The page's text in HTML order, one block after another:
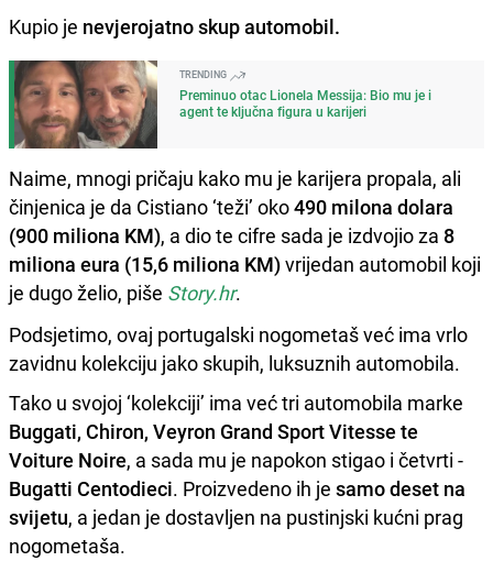
Kupio je nevjerojatno skup automobil.
TRENDING
Preminuo otac Lionela Messija: Bio mu je i
agent te ključna figura u karijeri
Naime, mnogi pričaju kako mu je karijera propala, ali
činjenica je da Cistiano ‘teži’ oko490 milona dolara
(900 miliona KM), a dio te cifre sada je izdvojio za 8
miliona eura (15,6 miliona KM)vrijedan automobil koji
je dugo želio, piše Story.hr.
Podsjetimo, ovaj portugalski nogometaš već ima vrlo
zavidnu kolekciju jako skupih, luksuznih automobila.
Tako u svojoj ‘kolekciji’ ima već tri automobila marke
Buggati, Chiron, Veyron Grand Sport Vitesse te
Voiture Noire, a sada mu je napokon stigao i četvrti -
Bugatti Centodieci. Proizvedeno ih je samo deset na
svijetu, a jedan je dostavljen na pustinjski kućni prag
nogometaša.